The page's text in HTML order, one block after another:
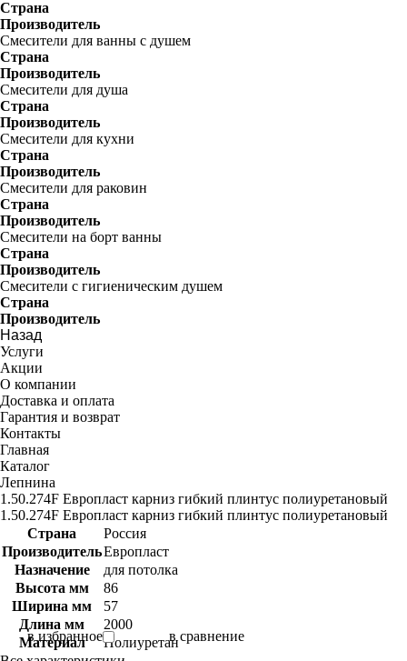
Страна
Производитель
Смесители для ванны с душем
Страна
Производитель
Смесители для душа
Страна
Производитель
Смесители для кухни
Страна
Производитель
Смесители для раковин
Страна
Производитель
Смесители на борт ванны
Страна
Производитель
Смесители с гигиеническим душем
Страна
Производитель
Назад
Услуги
Акции
О компании
Доставка и оплата
Гарантия и возврат
Контакты
Главная
Каталог
Лепнина
1.50.274F Европласт карниз гибкий плинтус полиуретановый
1.50.274F Европласт карниз гибкий плинтус полиуретановый
Страна
Россия
ПроизводительЕвропласт
Назначение
для потолка
Высота мм
86
Ширина мм
57
Длина мм
2000
Материал
Полиуретан
в избранное в сравнение